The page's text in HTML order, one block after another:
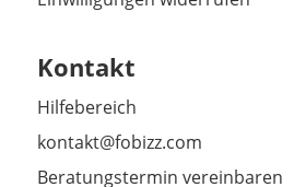
Kontakt
Hilfebereich
kontakt@fobizz.com
Beratungstermin vereinbaren